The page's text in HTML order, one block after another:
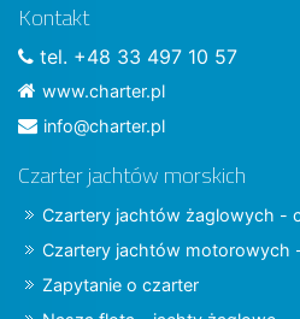
Kontakt
tel. +48 33 497 10 57
www.charter.pl
info@charter.pl
Czarter jachtów morskich
Czartery jachtów żaglowych -
Czartery jachtów motorowych
Zapytanie o czarter